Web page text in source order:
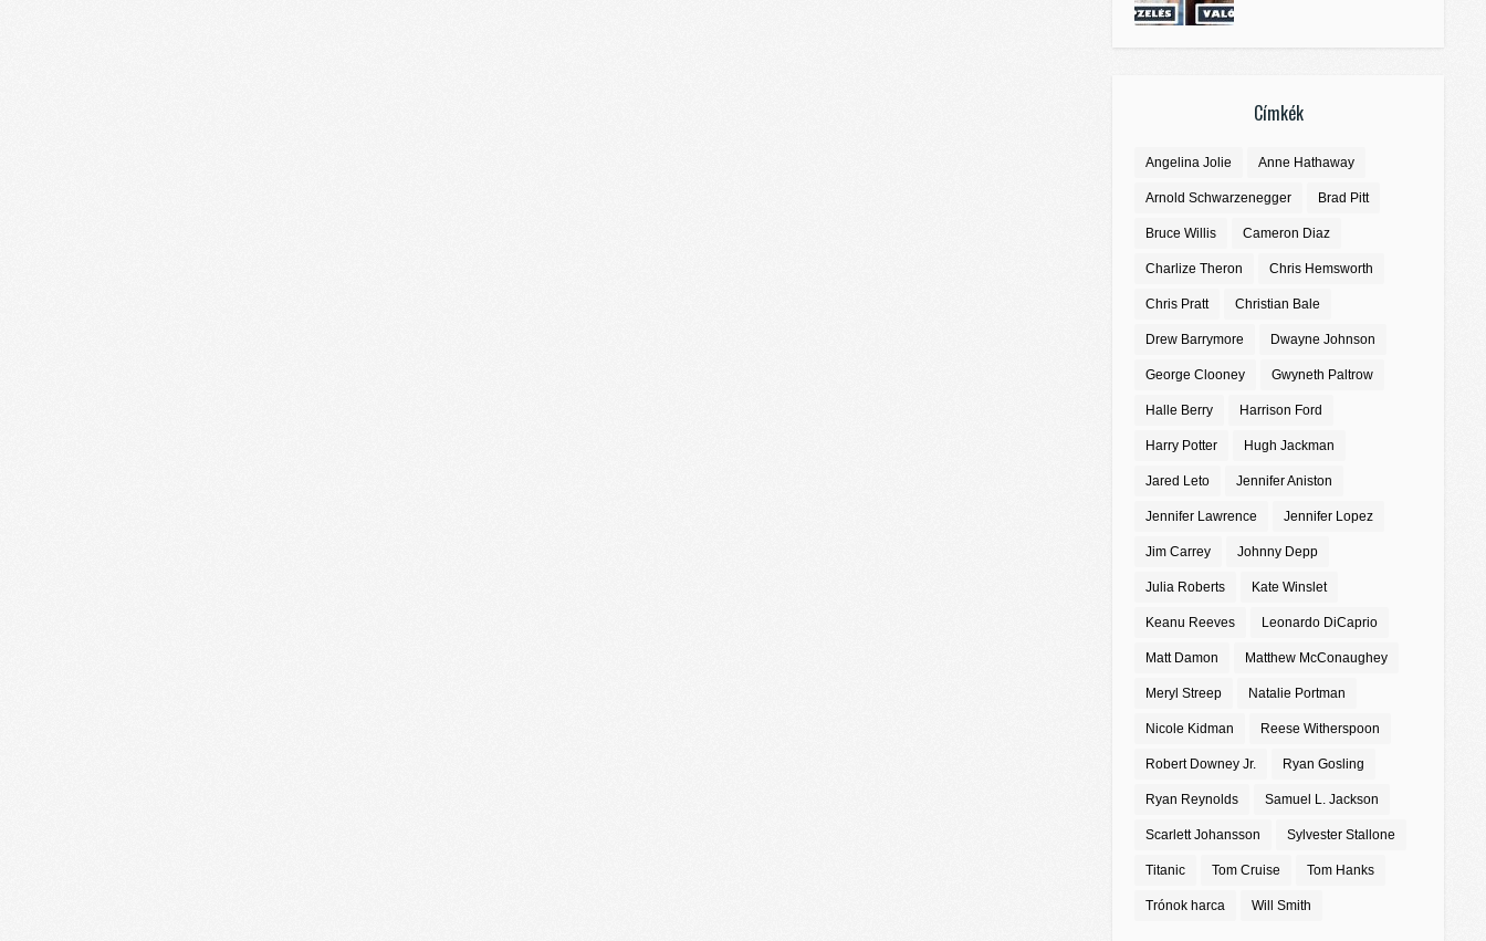
Címkék
Angelina Jolie Anne Hathaway
Arnold Schwarzenegger Brad Pitt
Bruce Willis Cameron Diaz
Charlize Theron Chris Hemsworth
Chris Pratt Christian Bale
Drew Barrymore Dwayne Johnson
George Clooney Gwyneth Paltrow
Halle Berry Harrison Ford
Harry Potter Hugh Jackman
Jared Leto Jennifer Aniston
Jennifer Lawrence Jennifer Lopez
Jim Carrey Johnny Depp
Julia Roberts Kate Winslet
Keanu Reeves Leonardo DiCaprio
Matt Damon Matthew McConaughey
Meryl Streep Natalie Portman
Nicole Kidman Reese Witherspoon
Robert Downey Jr. Ryan Gosling
Ryan Reynolds Samuel L. Jackson
Scarlett Johansson Sylvester Stallone
Titanic Tom Cruise Tom Hanks
Trónok harca Will Smith